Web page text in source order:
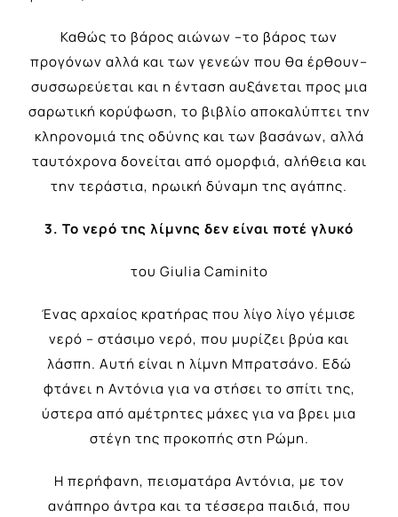
Καθώς το βάρος αιώνων –το βάρος των
προγόνων αλλά και των γενεών που θα έρθουν–
συσσωρεύεται και η ένταση αυξάνεται προς μια
σαρωτική κορύφωση, το βιβλίο αποκαλύπτει την
κληρονομιά της οδύνης και των βασάνων, αλλά
ταυτόχρονα δονείται από ομορφιά, αλήθεια και
την τεράστια, ηρωική δύναμη της αγάπης.
3. Το νερό της λίμνης δεν είναι ποτέ γλυκό
του Giulia Caminito
Ένας αρχαίος κρατήρας που λίγο λίγο γέμισε
νερό – στάσιμο νερό, που μυρίζει βρύα και
λάσπη. Αυτή είναι η λίμνη Μπρατσάνο. Εδώ
φτάνει η Αντόνια για να στήσει το σπίτι της,
ύστερα από αμέτρητες μάχες για να βρει μια
στέγη της προκοπής στη Ρώμη.
Η περήφανη, πεισματάρα Αντόνια, με τον
ανάπηρο άντρα και τα τέσσερα παιδιά, που